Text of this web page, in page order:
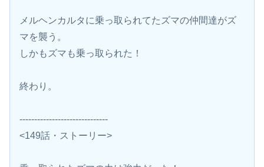
メルヘンカルタに乗っ取られてたズマの仲間達がズ
マを襲う。
しかもズマも乗っ取られた！
終わり。
------------------------------
<149話・ストーリー>